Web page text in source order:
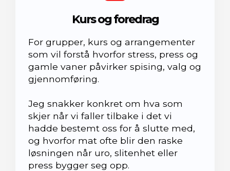
Kurs og foredrag
For grupper, kurs og arrangementer
som vil forstå hvorfor stress, press og
gamle vaner påvirker spising, valg og
gjennomføring.
Jeg snakker konkret om hva som
skjer når vi faller tilbake i det vi
hadde bestemt oss for å slutte med,
og hvorfor mat ofte blir den raske
løsningen når uro, slitenhet eller
press bygger seg opp.